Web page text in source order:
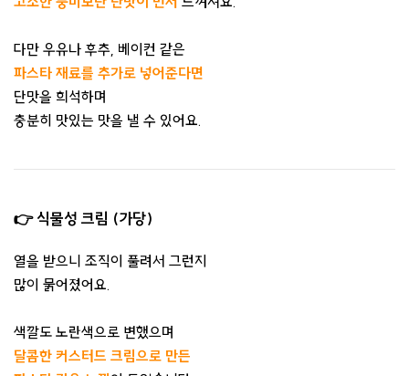
다만 우유나 후추, 베이컨 같은
파스타 재료를 추가로 넣어준다면
단맛을 희석하며
충분히 맛있는 맛을 낼 수 있어요.
👉 식물성 크림 (가당)
열을 받으니 조직이 풀려서 그런지
많이 묽어졌어요.
색깔도 노란색으로 변했으며
달콤한 커스터드 크림으로 만든